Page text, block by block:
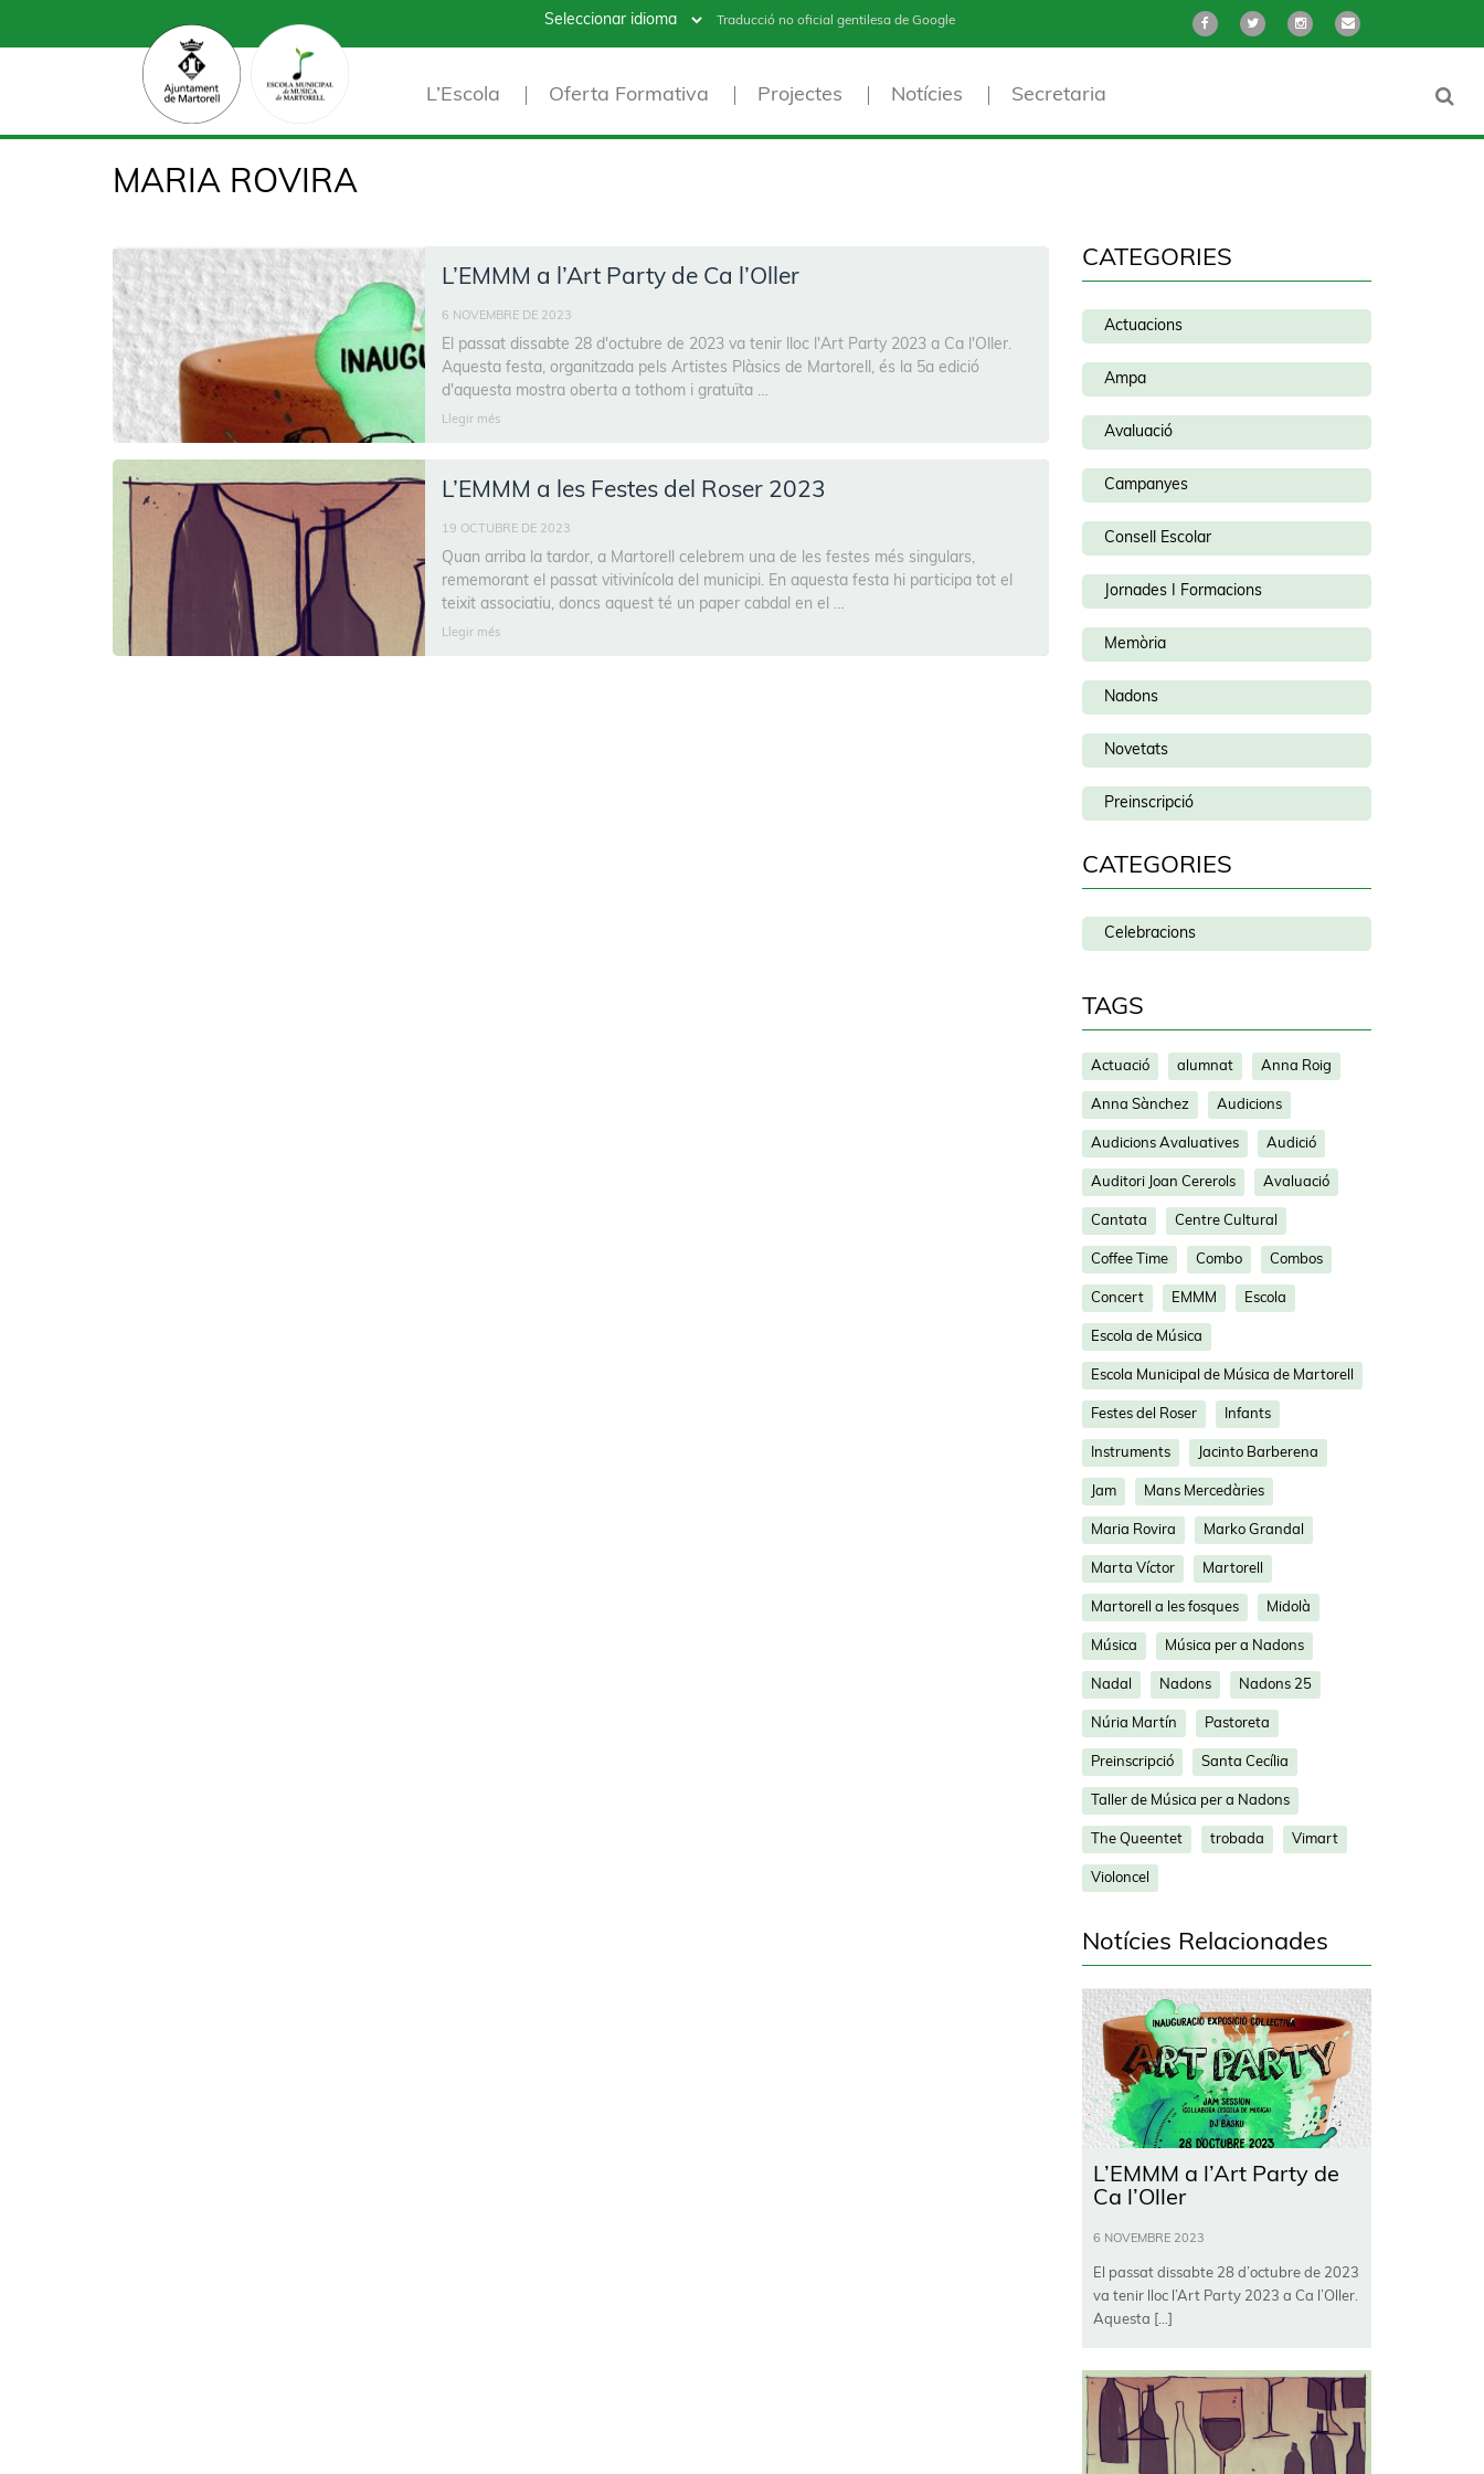
Traducció no oficial gentilesa de Google
L’Escola Oferta Formativa Projectes Notícies Secretaria
MARIA ROVIRA
L’EMMM a l’Art Party de Ca l’Oller
6 NOVEMBRE DE 2023
El passat dissabte 28 d'octubre de 2023 va tenir lloc l'Art Party 2023 a Ca l'Oller.
Aquesta festa, organitzada pels Artistes Plàsics de Martorell, és la 5a edició
d'aquesta mostra oberta a tothom i gratuïta …
Llegir més
L’EMMM a les Festes del Roser 2023
19 OCTUBRE DE 2023
Quan arriba la tardor, a Martorell celebrem una de les festes més singulars,
rememorant el passat vitivinícola del municipi. En aquesta festa hi participa tot el
teixit associatiu, doncs aquest té un paper cabdal en el …
Llegir més
CATEGORIES
Actuacions
Ampa
Avaluació
Campanyes
Consell Escolar
Jornades I Formacions
Memòria
Nadons
Novetats
Preinscripció
CATEGORIES
Celebracions
TAGS
Actuació alumnat Anna Roig
Anna Sànchez Audicions
Audicions Avaluatives Audició
Auditori Joan Cererols Avaluació
Cantata Centre Cultural
Coffee Time Combo Combos
Concert EMMM Escola
Escola de Música
Escola Municipal de Música de Martorell
Festes del Roser Infants
Instruments Jacinto Barberena
Jam Mans Mercedàries
Maria Rovira Marko Grandal
Marta Víctor Martorell
Martorell a les fosques Midolà
Música Música per a Nadons
Nadal Nadons Nadons 25
Núria Martín Pastoreta
Preinscripció Santa Cecília
Taller de Música per a Nadons
The Queentet trobada Vimart
Violoncel
Notícies Relacionades
L’EMMM a l’Art Party de
Ca l’Oller
6 NOVEMBRE 2023
El passat dissabte 28 d’octubre de 2023
va tenir lloc l’Art Party 2023 a Ca l’Oller.
Aquesta […]